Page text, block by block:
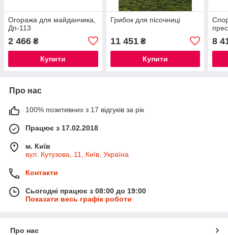
Огоража для майданчика,
Дп-113
2 466 ₴
Купити
Грибок для пісочниці
11 451₴
Купити
8
Про нас
100% позитивних з 17 відгуків за рік
Працює з 17.02.2018
м. Київ
вул. Кутузова, 11, Київ, Україна
Контакти
Сьогодні працює з 08:00 до 19:00
Показати весь графік роботи
Про нас